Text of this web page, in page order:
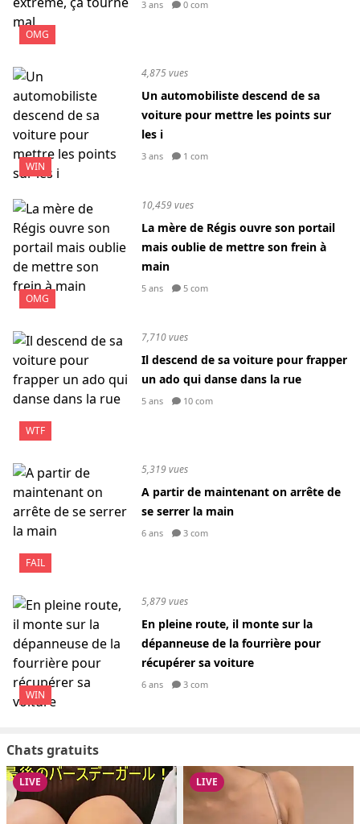
OMG
3 ans 0 com
WIN
4,875 vues
Un automobiliste descend de sa
voiture pour mettre les points sur
les i
3 ans 1 com
OMG
10,459 vues
La mère de Régis ouvre son portail
mais oublie de mettre son frein à
main
5 ans 5 com
WTF
7,710 vues
Il descend de sa voiture pour frapper
un ado qui danse dans la rue
5 ans 10 com
FAIL
5,319 vues
A partir de maintenant on arrête de
se serrer la main
6 ans 3 com
WIN
5,879 vues
En pleine route, il monte sur la
dépanneuse de la fourrière pour
récupérer sa voiture
6 ans 3 com
Chats gratuits